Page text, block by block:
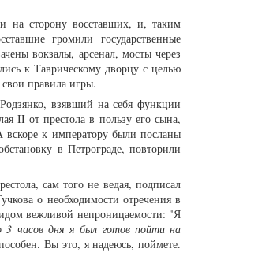
на сторону восставших, и, таким
громили государственные
вокзалы, арсенал, мосты через
к Таврическому дворцу с целью
правила игры.
взявший на себя функции
II от престола в пользу его сына,
вскоре к императору были посланы
в Петрограде, повторили
сам того не ведая, подписал
о необходимости отречения в
вежливой непроницаемости: "Я
3 часов дня я был готов пойти на
Вы это, я надеюсь, поймете.